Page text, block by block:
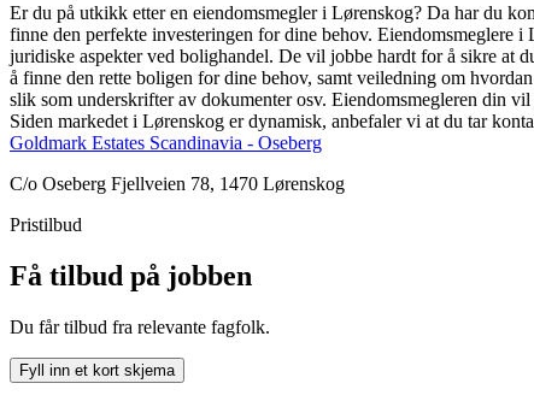
Er du på utkikk etter en eiendomsmegler i Lørenskog? Da har du
finne den perfekte investeringen for dine behov. Eiendomsmeglere
juridiske aspekter ved bolighandel. De vil jobbe hardt for å sikre at
å finne den rette boligen for dine behov, samt veiledning om
slik som underskrifter av dokumenter osv. Eiendomsmegleren din
Siden markedet i Lørenskog er dynamisk, anbefaler vi at du tar
Goldmark Estates Scandinavia - Oseberg
C/o Oseberg Fjellveien 78, 1470 Lørenskog
Pristilbud
Få tilbud på jobben
Du får tilbud fra relevante fagfolk.
Fyll inn et kort skjema